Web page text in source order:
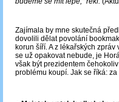
Zajímala by mne skutečná
dovolili dělat povolání
korun šíří. A z lékařských
se už opakovat nebude, je
však být prezidentem
problému koupí. Jak se říká: